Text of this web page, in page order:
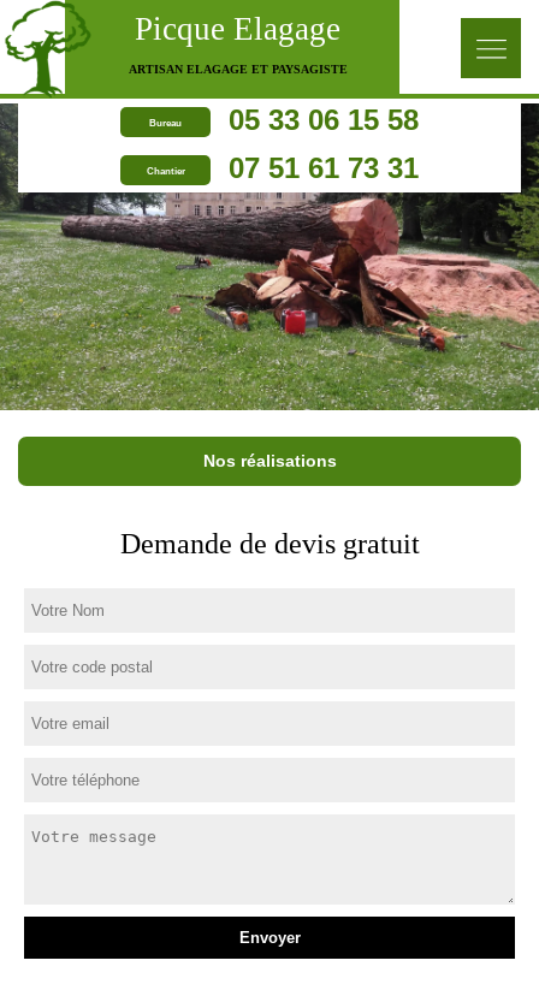
Picque Elagage
ARTISAN ELAGAGE ET PAYSAGISTE
Bureau 05 33 06 15 58
Chantier 07 51 61 73 31
Nos réalisations
Demande de devis gratuit